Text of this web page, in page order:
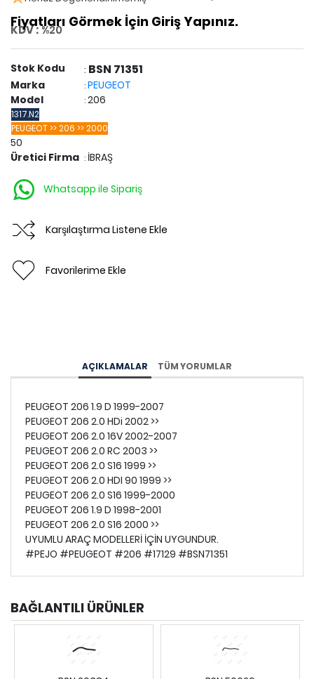
Fiyatları Görmek İçin Giriş Yapınız.
KDV :%20
Stok Kodu : BSN 71351
Marka : PEUGEOT
Model
: 206
1317.N2
PEUGEOT >> 206 >> 2000
50
Üretici Firma : İBRAŞ
Whatsapp ile Sipariş
Karşılaştırma Listene Ekle
Favorilerime Ekle
AÇIKLAMALAR TÜM YORUMLAR
PEUGEOT 206 1.9 D 1999-2007
PEUGEOT 206 2.0 HDi 2002 >>
PEUGEOT 206 2.0 16V 2002-2007
PEUGEOT 206 2.0 RC 2003 >>
PEUGEOT 206 2.0 S16 1999 >>
PEUGEOT 206 2.0 HDI 90 1999 >>
PEUGEOT 206 2.0 S16 1999-2000
PEUGEOT 206 1.9 D 1998-2001
PEUGEOT 206 2.0 S16 2000 >>
UYUMLU ARAÇ MODELLERİ İÇİN UYGUNDUR.
#PEJO #PEUGEOT #206 #17129 #BSN71351
BAĞLANTILI ÜRÜNLER